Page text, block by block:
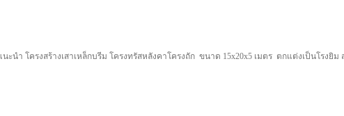
ะนำ โครงสร้างเสาเหล็กบรีม โครงทรัสหลังคาโครงถัก ขนาด 15x20x5 เมตร ตกแต่งเป็นโรงยิ